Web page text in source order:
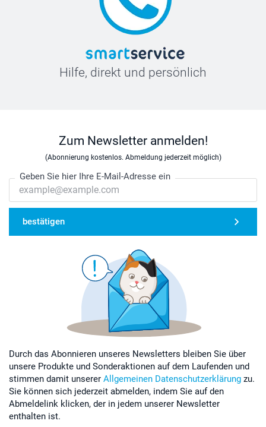
Hilfe, direkt und persönlich
Zum Newsletter anmelden!
(Abonnierung kostenlos. Abmeldung jederzeit möglich)
Geben Sie hier Ihre E-Mail-Adresse ein
bestätigen
Durch das Abonnieren unseres Newsletters bleiben Sie über
unsere Produkte und Sonderaktionen auf dem Laufenden und
stimmen damit unserer Allgemeinen Datenschutzerklärung zu.
Sie können sich jederzeit abmelden, indem Sie auf den
Abmeldelink klicken, der in jedem unserer Newsletter
enthalten ist.